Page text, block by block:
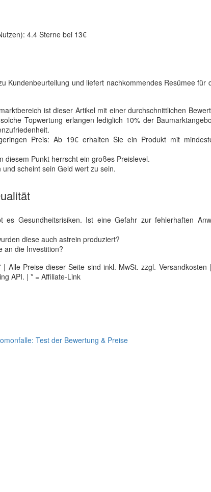
4.4 Sterne bei 13€
Kundenbeurteilung und liefert nachkommendes Resümee für
ist dieser Artikel mit einer durchschnittlichen
Topwertung erlangen lediglich 10% der
Preis: Ab 19€ erhalten Sie ein Produkt mit
diesem Punkt herrscht ein großes Preislevel.
scheint sein Geld wert zu sein.
Gesundheitsrisiken. Ist eine Gefahr zur fehlerhaften
diese auch astrein produziert?
an die Investition?
Alle Preise dieser Seite sind inkl. MwSt. zzgl. Versandkosten
API. | * = Affiliate-Link
Test der Bewertung & Preise